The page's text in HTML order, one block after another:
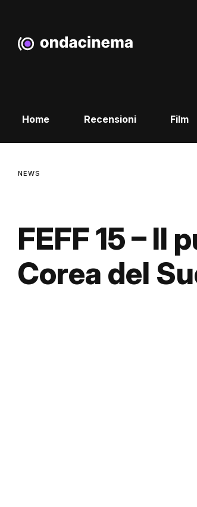
Home Recensioni Film
NEWS
FEFF 15 – Il
Corea del